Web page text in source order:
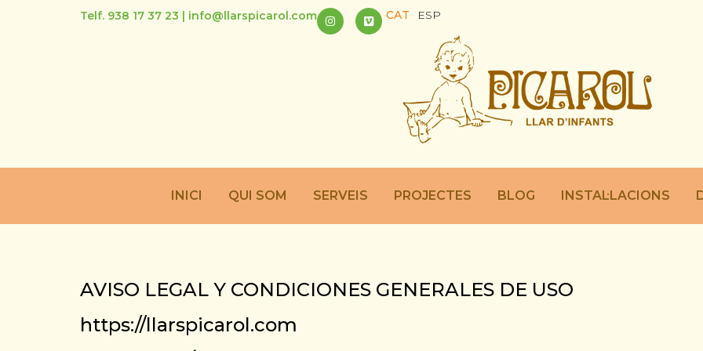
Telf. 938 17 37 23 | info@llarspicarol.com CAT ESP
INICI QUI SOM SERVEIS PROJECTES BLOG INSTAL·LACIONS
AVISO LEGAL Y CONDICIONES GENERALES DE USO
https://llarspicarol.com